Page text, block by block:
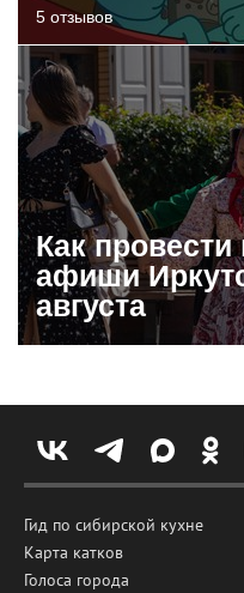
5 отзывов
Как
афиши
августа
Гид по сибирской кухне
Карта катков
Голоса города